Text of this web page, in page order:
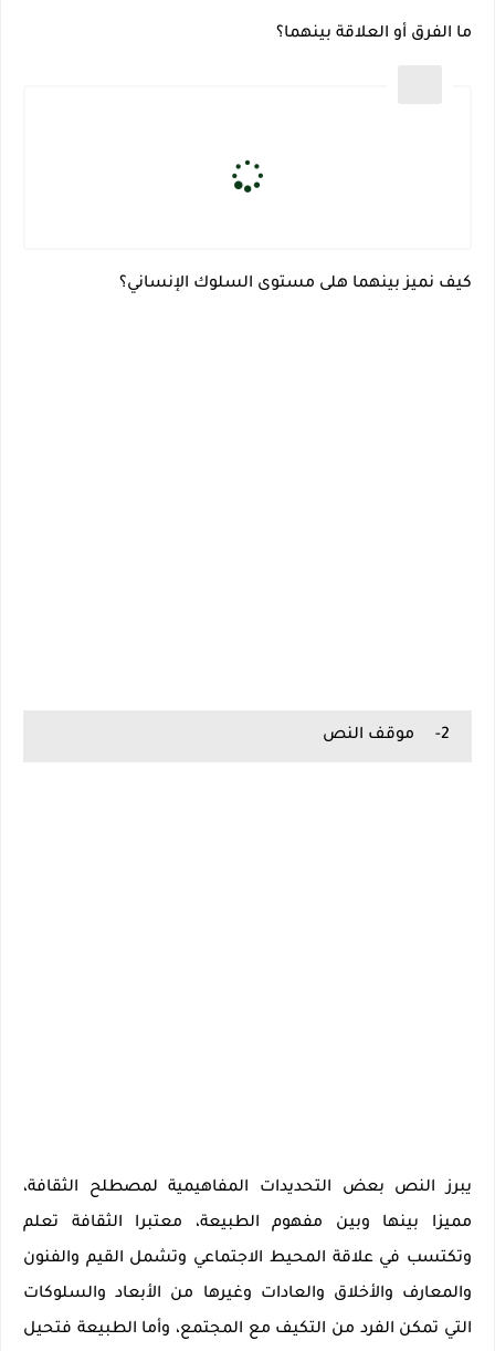
ما الفرق أو العلاقة بينهما؟
كيف نميز بينهما هلى مستوى السلوك الإنساني؟
2- موقف النص
يبرز النص بعض التحديدات المفاهيمية لمصطلح الثقافة،
مميزا بينها وبين مفهوم الطبيعة، معتبرا الثقافة تعلم
وتكتسب في علاقة المحيط الاجتماعي وتشمل القيم والفنون
والمعارف والأخلاق والعادات وغيرها من الأبعاد والسلوكات
التي تمكن الفرد من التكيف مع المجتمع، وأما الطبيعة فتحيل